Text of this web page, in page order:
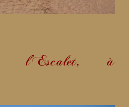
l’Escalet, à